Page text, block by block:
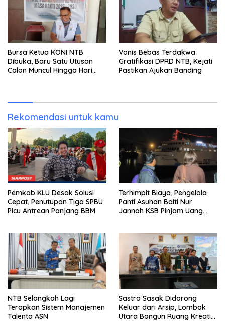
Bursa Ketua KONI NTB
Dibuka, Baru Satu Utusan
Calon Muncul Hingga Hari
Vonis Bebas Terdakwa
Gratifikasi DPRD NTB, Kejati
Pastikan Ajukan Banding
Rekomendasi untuk kamu
Pemkab KLU Desak Solusi
Cepat, Penutupan Tiga SPBU
Picu Antrean Panjang BBM
Terhimpit Biaya, Pengelola
Panti Asuhan Baiti Nur
Jannah KSB Pinjam Uang
Kunjung Tuntas
NTB Selangkah Lagi
Terapkan Sistem Manajemen
Talenta ASN
Sastra Sasak Didorong
Keluar dari Arsip, Lombok
Utara Bangun Ruang Kreatif